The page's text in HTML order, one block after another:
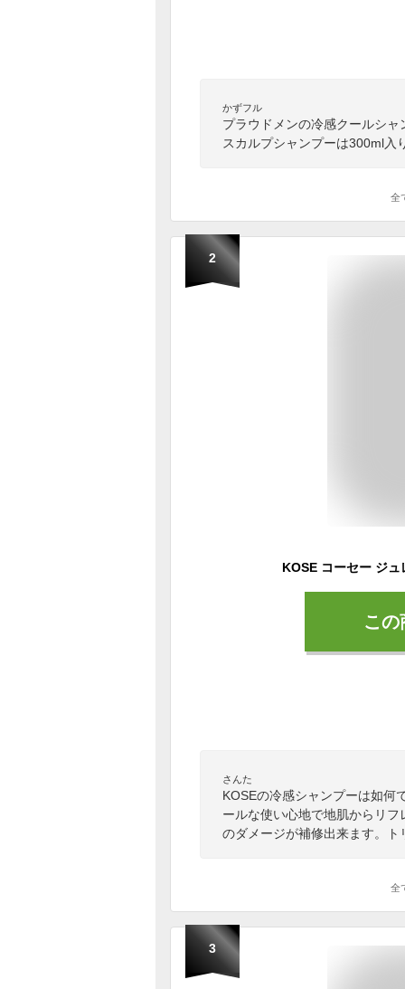
かずフル
プラウドメンの冷感クールシ
スカルプシャンプーは300ml入
全
2
こ
さんた
KOSEの冷感シャンプーは如何
ールな使い心地で地肌からリ
のダメージが補修出来ます。
全
3